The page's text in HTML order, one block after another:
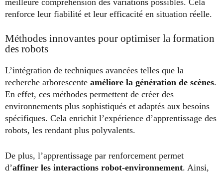
meilleure compréhension des variations possibles. Cela
renforce leur fiabilité et leur efficacité en situation réelle.
Méthodes innovantes pour optimiser la formation
des robots
L’intégration de techniques avancées telles que la
recherche arborescente améliore la génération de scènes.
En effet, ces méthodes permettent de créer des
environnements plus sophistiqués et adaptés aux besoins
spécifiques. Cela enrichit l’expérience d’apprentissage des
robots, les rendant plus polyvalents.
De plus, l’apprentissage par renforcement permet
d’affiner les interactions robot-environnement. Ainsi,